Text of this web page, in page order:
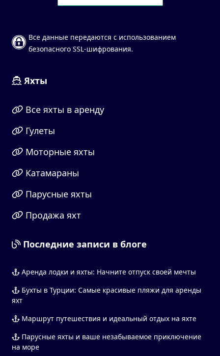
Все данные передаются с использованием
безопасного SSL-шифрования.
Яхты
Все яхты в аренду
Гулеты
Моторные яхты
Катамараны
Парусные яхты
Продажа яхт
Последние записи в блоге
Аренда лодки и яхты: Начните отпуск своей мечты
Бухты в Турции: Самые красивые пляжи для аренды
яхт
Маршрут путешествия и идеальный отдых на яхте
Парусные яхты и ваше незабываемое приключение
на море